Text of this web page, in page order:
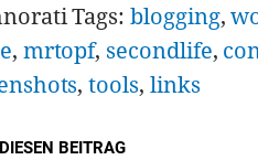
Tags:blogging,
, mrtopf, secondlife,
,tools, links
BEITRAG